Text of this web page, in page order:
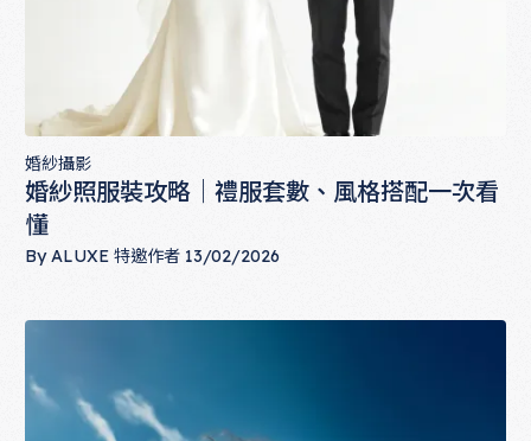
婚紗攝影
婚紗照服裝攻略｜禮服套數、風格搭配一次看
懂
ByALUXE 特邀作者 13/02/2026